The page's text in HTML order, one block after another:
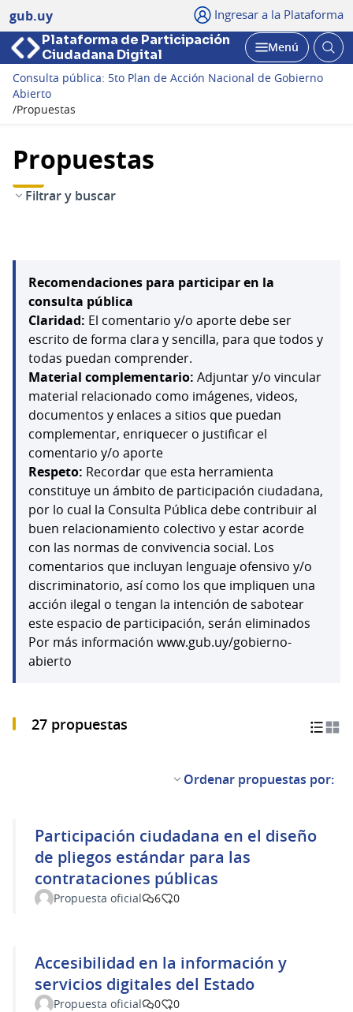
gub.uy Ingresar a la Plataforma
Plataforma de Participación
Ciudadana Digital
Abrir
Menú
Consulta pública: 5to Plan de Acción Nacional de Gobierno
Abierto
/Propuestas
Propuestas
Filtrar y buscar
Recomendaciones para participar en la
consulta pública
Claridad: El comentario y/o aporte debe ser
escrito de forma clara y sencilla, para que todos y
todas puedan comprender.
Material complementario: Adjuntar y/o vincular
material relacionado como imágenes, videos,
documentos y enlaces a sitios que puedan
complementar, enriquecer o justificar el
comentario y/o aporte
Respeto: Recordar que esta herramienta
constituye un ámbito de participación ciudadana,
por lo cual la Consulta Pública debe contribuir al
buen relacionamiento colectivo y estar acorde
con las normas de convivencia social. Los
comentarios que incluyan lenguaje ofensivo y/o
discriminatorio, así como los que impliquen una
acción ilegal o tengan la intención de sabotear
este espacio de participación, serán eliminados
Por más información www.gub.uy/gobierno-
abierto
27 propuestas
Ordenar propuestas por:
Participación ciudadana en el diseño
de pliegos estándar para las
contrataciones públicas
Propuesta oficial 6 0
Accesibilidad en la información y
servicios digitales del Estado
Propuesta oficial 0 0